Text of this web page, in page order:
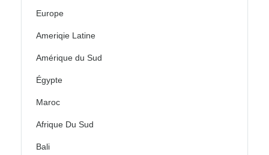
Europe
Ameriqie Latine
Amérique du Sud
Égypte
Maroc
Afrique Du Sud
Bali